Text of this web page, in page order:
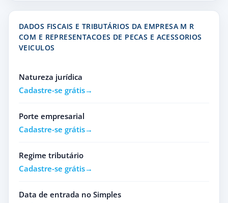
DADOS FISCAIS E TRIBUTÁRIOS DA EMPRESA M R
COM E REPRESENTACOES DE PECAS E ACESSORIOS
VEICULOS
Natureza jurídica
Cadastre-se grátis
Porte empresarial
Cadastre-se grátis
Regime tributário
Cadastre-se grátis
Data de entrada no Simples